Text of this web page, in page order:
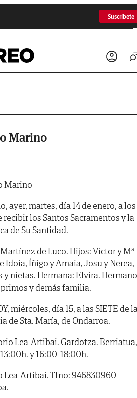
Suscríbete
Marino
Marino
ayer, martes, día 14 de enero, a los
recibir los Santos Sacramentos y la
de Su Santidad.
de Luco. Hijos: Víctor y Mª
Idoia, Íñigo y Amaia, Josu y Nerea,
y nietas. Hermana: Elvira.
y demás familia.
miércoles, día 15, a las SIETE de
de Sta. María, de Ondarroa.
Lea-Artibai. Gardotza. Berriatua,
y 16:00-18:00h.
Lea-Artibai. Tfno: 946830960-